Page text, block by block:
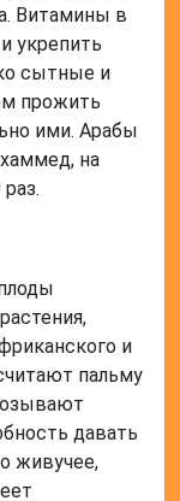
Витамины в
укрепить
сытные и
прожить
ими. Арабы
на
и
пальму
давать
живучее,